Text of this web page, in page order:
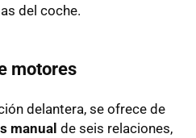
del coche.
motores
delantera, se ofrece de
manual de seis relaciones,